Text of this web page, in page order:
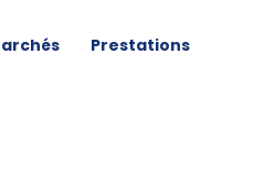
Prestations